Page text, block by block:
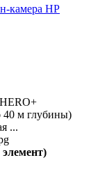
камера HP
40 м глубины)
...